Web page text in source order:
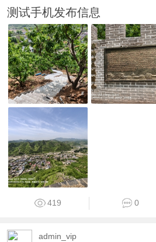
测试手机发布信息
419 0
admin_vip